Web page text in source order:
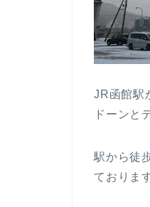
JR函館駅
ドーンと
駅から徒
ておりま